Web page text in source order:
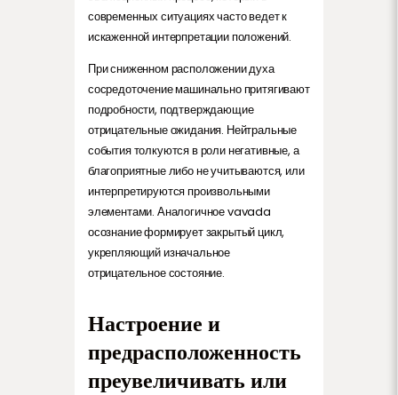
современных ситуациях часто ведет к
искаженной интерпретации положений.
При сниженном расположении духа
сосредоточение машинально притягивают
подробности, подтверждающие
отрицательные ожидания. Нейтральные
события толкуются в роли негативные, а
благоприятные либо не учитываются, или
интерпретируются произвольными
элементами. Аналогичное vavada
осознание формирует закрытый цикл,
укрепляющий изначальное
отрицательное состояние.
Настроение и
предрасположенность
преувеличивать или